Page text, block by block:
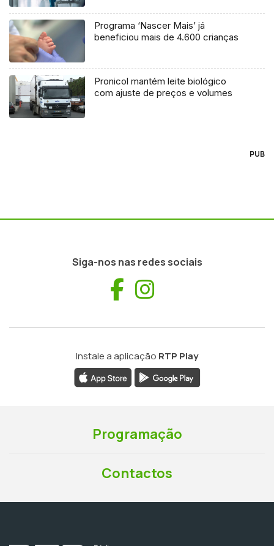
Programa ‘Nascer Mais’ já
beneficiou mais de 4.600 crianças
Pronicol mantém leite biológico
com ajuste de preços e volumes
PUB
Siga-nos nas redes sociais
Facebook
Instale a aplicação RTP Play
Programação
Contactos